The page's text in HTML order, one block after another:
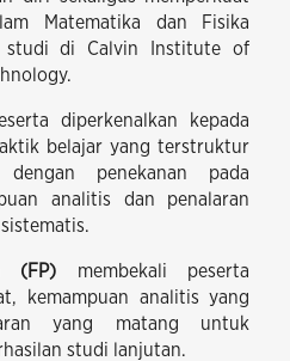
Matematika dan Fisika
studi di Calvin Institute of
diperkenalkan kepada
belajar yang terstruktur
penekanan pada
analitis dan penalaran
(FP) membekali peserta
kemampuan analitis yang
yang matang untuk
studi lanjutan.